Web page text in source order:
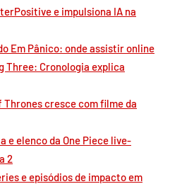
e impulsiona IA na
Em Pânico: onde assistir online
Three: Cronologia explica
Thrones cresce com filme da
e elenco da One Piece live-
2
e episódios de impacto em